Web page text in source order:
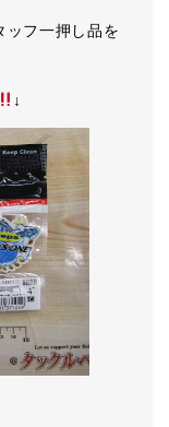
ッフ一押し品を
↓